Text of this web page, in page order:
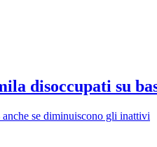
disoccupati su
se diminuiscono gli inattivi